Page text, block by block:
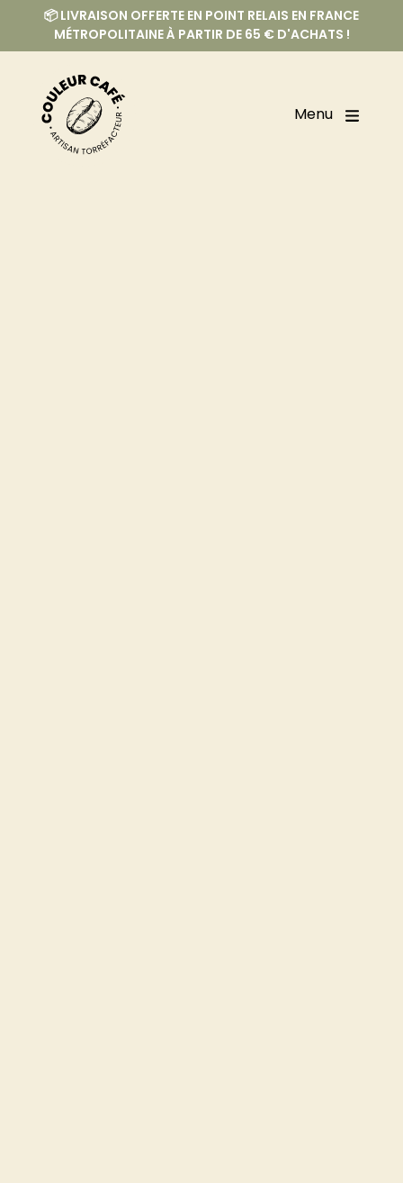
📦 LIVRAISON OFFERTE EN POINT RELAIS EN FRANCE
MÉTROPOLITAINE À PARTIR DE 65 € D'ACHATS !
Menu